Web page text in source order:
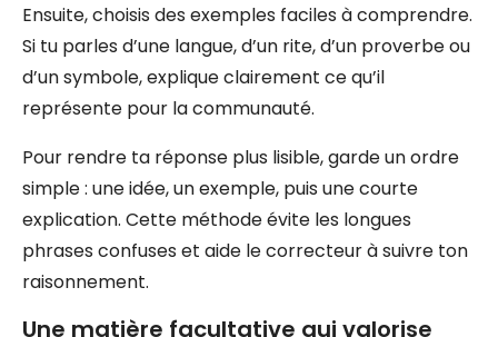
Ensuite, choisis des exemples faciles à comprendre.
Si tu parles d’une langue, d’un rite, d’un proverbe ou
d’un symbole, explique clairement ce qu’il
représente pour la communauté.
Pour rendre ta réponse plus lisible, garde un ordre
simple : une idée, un exemple, puis une courte
explication. Cette méthode évite les longues
phrases confuses et aide le correcteur à suivre ton
raisonnement.
Une matière facultative qui valorise